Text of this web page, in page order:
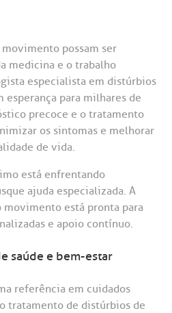
possam ser
medicina e o trabalho
especialista em distúrbios
para milhares de
precoce e o tratamento
os sintomas e melhorar
de vida.
está enfrentando
ajuda especializada. A
está pronta para
e apoio contínuo.
saúde e bem-estar
referência em cuidados
tratamento de distúrbios de